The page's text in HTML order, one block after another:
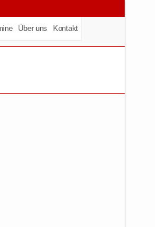
Über uns Kontakt